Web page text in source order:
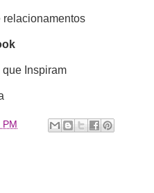
relacionamentos
que Inspiram